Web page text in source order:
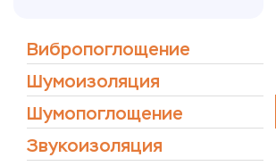
Вибропоглощение
Шумоизоляция
Шумопоглощение
Звукоизоляция